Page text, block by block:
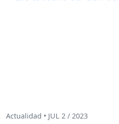
Actualidad • JUL 2 / 2023